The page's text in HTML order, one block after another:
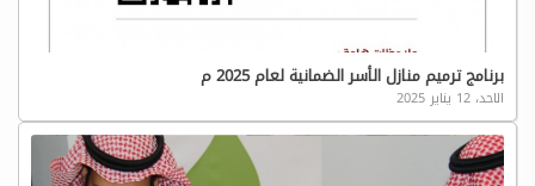
برنامج ترميم منازل الأسر الضمانية لعام 2025 م
الاحد، 12 يناير 2025